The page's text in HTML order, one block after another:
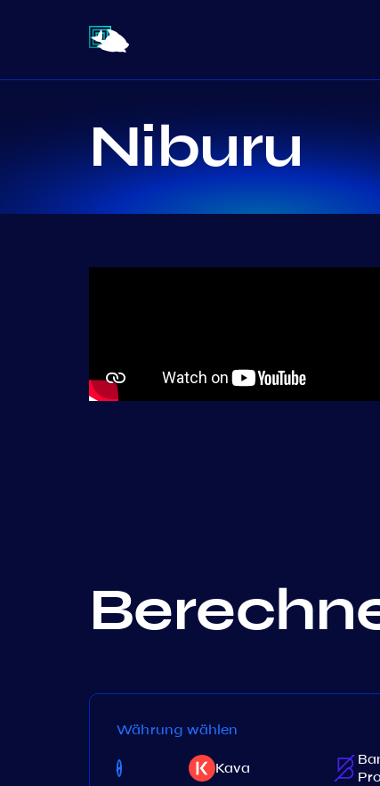
Niburu
Währung wählen
Kava